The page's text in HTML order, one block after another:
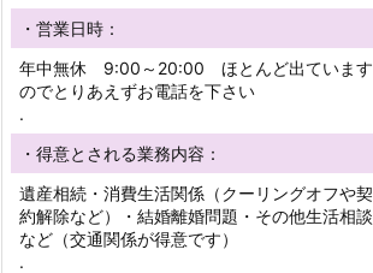
・営業日時：
年中無休 9:00～20:00 ほとんど出ています
のでとりあえずお電話を下さい
.
・得意とされる業務内容：
遺産相続・消費生活関係（クーリングオフや契
約解除など）・結婚離婚問題・その他生活相談
など（交通関係が得意です）
.